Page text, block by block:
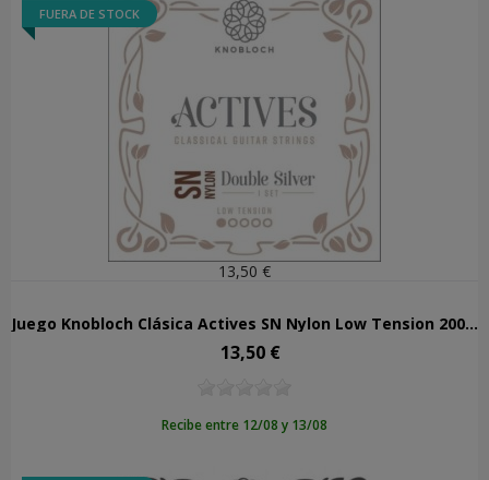
FUERA DE STOCK
13,50 €
Juego Knobloch Clásica Actives SN Nylon Low Tension 200ADN
Precio
13,50 €
Recibe entre 12/08 y 13/08